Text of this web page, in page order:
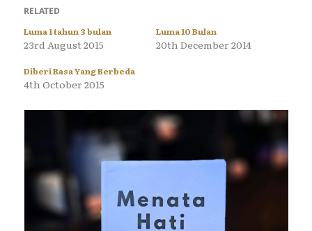
RELATED
Luma 1 tahun 3 bulan
23rd August 2015
Luma 10 Bulan
20th December 2014
Diberi Rasa Yang Berbeda
4th October 2015